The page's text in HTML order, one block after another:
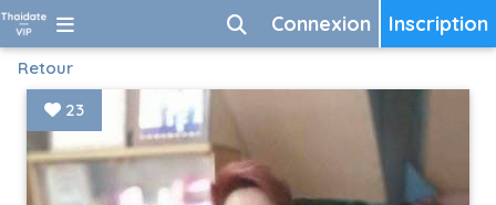
Inscription
Connexion
Retour
23